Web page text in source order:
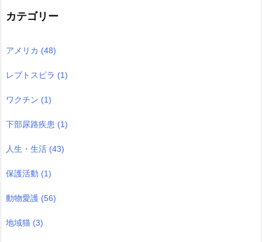
カテゴリー
アメリカ (48)
レプトスピラ (1)
ワクチン (1)
下部尿路疾患 (1)
人生・生活 (43)
保護活動 (1)
動物愛護 (56)
地域猫 (3)